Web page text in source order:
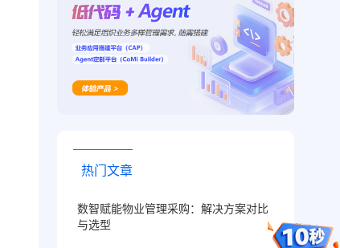
热门文章
数智赋能物业管理采购：解决方案对比
与选型